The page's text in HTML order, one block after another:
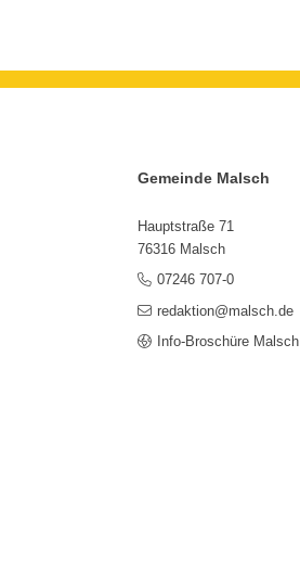
Gemeinde Malsch
Hauptstraße 71
76316 Malsch
07246 707-0
redaktion@malsch.de
Info-Broschüre Malsch